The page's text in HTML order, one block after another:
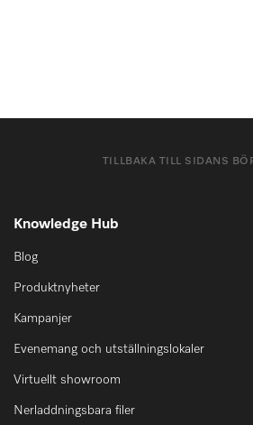
TILLBAKA TILL SIDANS
Knowledge Hub
Blog
Produktnyheter
Kampanjer
Evenemang och utställningslokaler
Virtuellt showroom
Nerladdningsbara filer